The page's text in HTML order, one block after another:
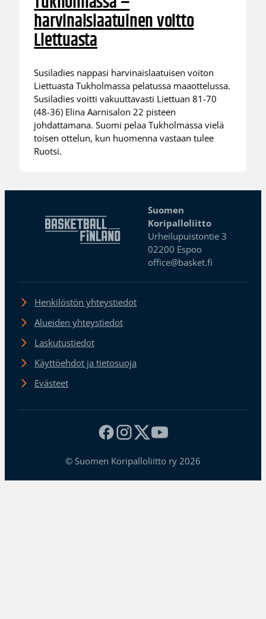
harvinaislaatuinen voitto
Liettuasta
Susiladies nappasi harvinaislaatuisen voiton
Liettuasta Tukholmassa pelatussa maaottelussa.
Susiladies voitti vakuuttavasti Liettuan 81-70
(48-36) Elina Aarnisalon 22 pisteen
johdattamana. Suomi pelaa Tukholmassa vielä
toisen ottelun, kun huomenna vastaan tulee
Ruotsi.
Suomen
Koripalloliitto
Urheilupuistontie 3
02200 Espoo
office@basket.fi
Henkilöstön yhteystiedot
Alueiden yhteystiedot
Laskutustiedot
Käyttöehdot ja tietosuoja
Evästeet
© Suomen Koripalloliitto ry 2026